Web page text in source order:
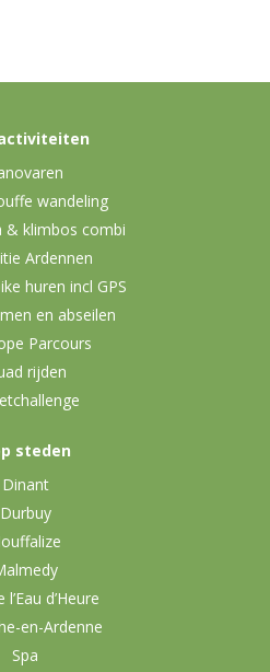
wandeling
& klimbos combi
Ardennen
huren incl GPS
en abseilen
Parcours
rijden
steden
Dinant
Durbuy
l’Eau d’Heure
en-Ardenne
Spa